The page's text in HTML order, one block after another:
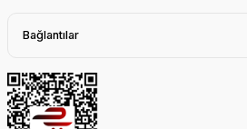
Bağlantılar